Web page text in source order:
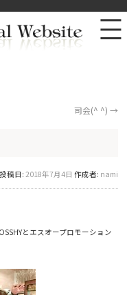
司会(^ ^) →
投稿日: 2018年7月4日 作成者: nami
とエスオープロモーション